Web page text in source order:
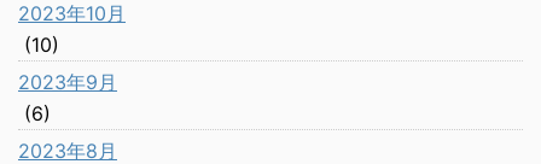
2023年10月
(10)
2023年9月
(6)
2023年8月